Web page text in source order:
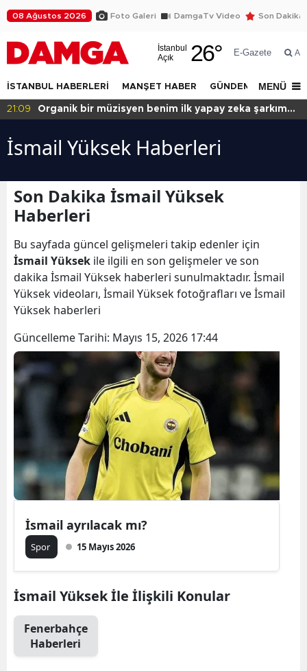
08 Ağustos 2026 Foto Galeri DamgaTv Video Son Dakika
İstanbul
Açık
26° E-Gazete Ara
İSTANBUL HABERLERİ MANŞET HABER GÜNDEM DÜNYA
MENÜ
21:09
Organik bir müzisyen benim ilk yapay zeka şarkım
İsmail Yüksek Haberleri
Son Dakika İsmail Yüksek
Haberleri
Bu sayfada güncel gelişmeleri takip edenler için
İsmail Yüksek ile ilgili en son gelişmeler ve son
dakika İsmail Yüksek haberleri sunulmaktadır. İsmail
Yüksek videoları, İsmail Yüksek fotoğrafları ve İsmail
Yüksek haberleri
Güncelleme Tarihi: Mayıs 15, 2026 17:44
İsmail ayrılacak mı?
Spor 15 Mayıs 2026
İsmail Yüksek İle İlişkili Konular
Fenerbahçe
Haberleri